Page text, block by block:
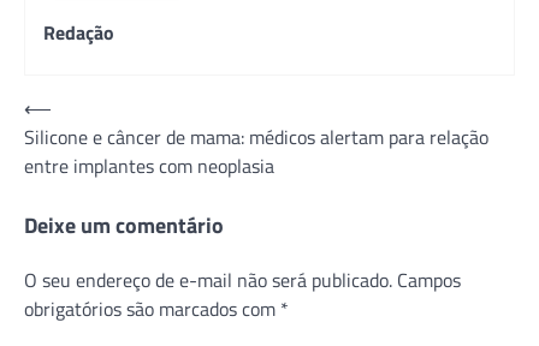
Redação
Navegação
de
Post
⟵
Silicone e câncer de mama: médicos alertam para relação
entre implantes com neoplasia
Deixe um comentário
O seu endereço de e-mail não será publicado. Campos
obrigatórios são marcados com *